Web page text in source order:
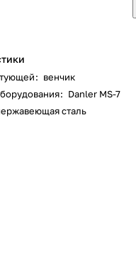
: венчик
: Danler MS-7
сталь